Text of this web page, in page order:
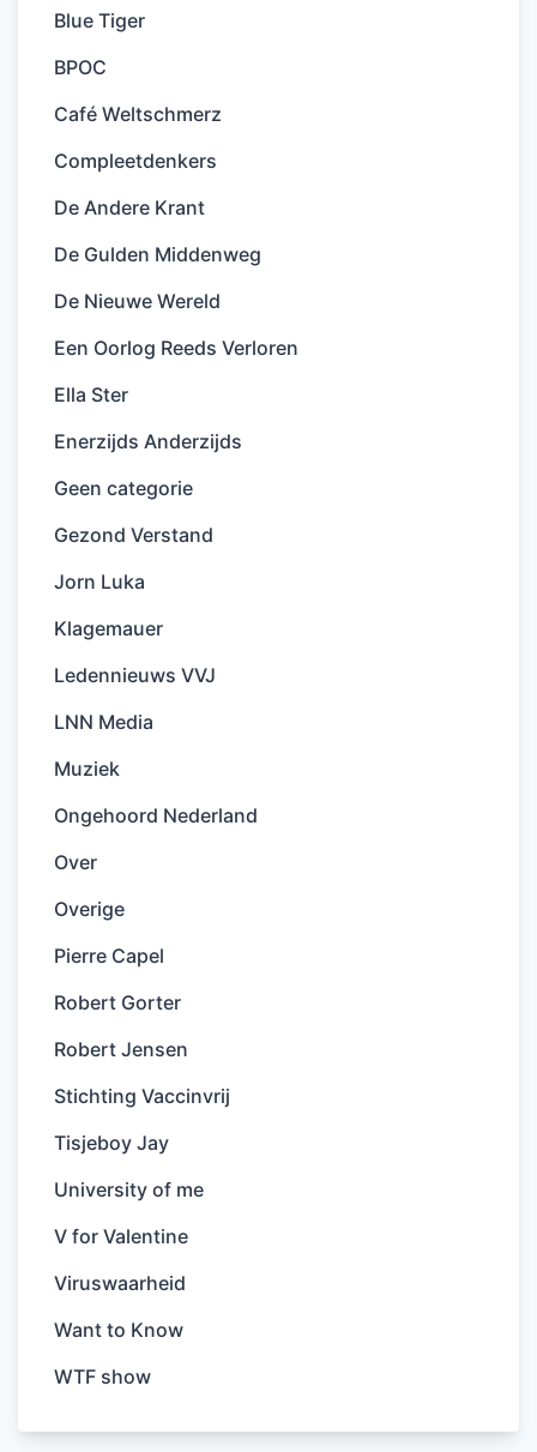
Blue Tiger
BPOC
Café Weltschmerz
Compleetdenkers
De Andere Krant
De Gulden Middenweg
De Nieuwe Wereld
Een Oorlog Reeds Verloren
Ella Ster
Enerzijds Anderzijds
Geen categorie
Gezond Verstand
Jorn Luka
Klagemauer
Ledennieuws VVJ
LNN Media
Muziek
Ongehoord Nederland
Over
Overige
Pierre Capel
Robert Gorter
Robert Jensen
Stichting Vaccinvrij
Tisjeboy Jay
University of me
V for Valentine
Viruswaarheid
Want to Know
WTF show